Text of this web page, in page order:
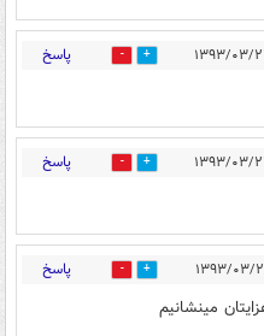
0 پاسخ
0 پاسخ
0 پاسخ
مینشانیم